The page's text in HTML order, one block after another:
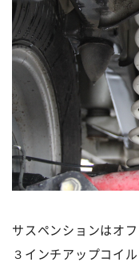
サスペンションはオ
３インチアップコイ